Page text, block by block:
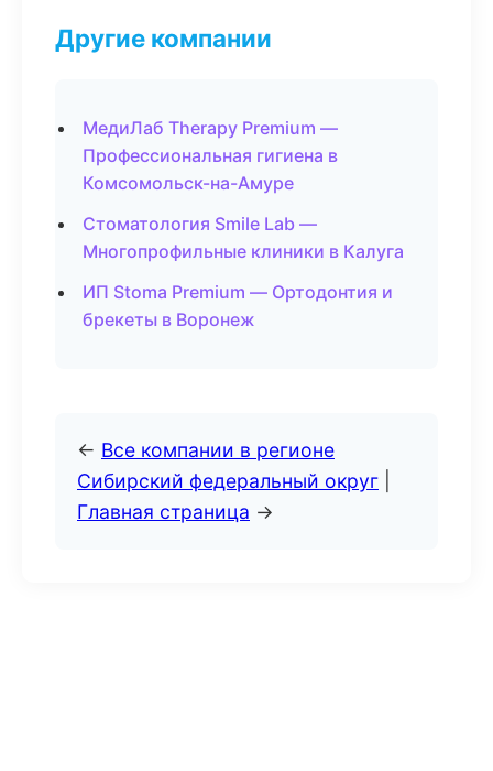
Другие компании
МедиЛаб Therapy Premium —
Профессиональная гигиена в
Комсомольск-на-Амуре
Стоматология Smile Lab —
Многопрофильные клиники в Калуга
ИП Stoma Premium — Ортодонтия и
брекеты в Воронеж
← Все компании в регионе
Сибирский федеральный округ
Главная страница →